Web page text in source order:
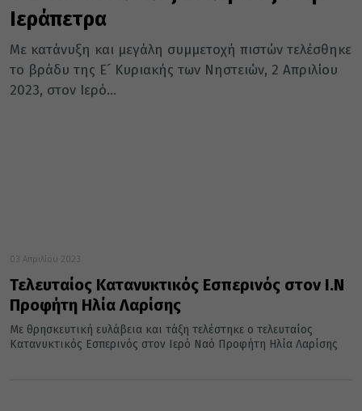
Ιεράπετρα
Με κατάνυξη και μεγάλη συμμετοχή πιστών τελέσθηκε
το βράδυ της Ε´ Κυριακής των Νηστειών, 2 Απριλίου
2023, στον Ιερό...
03 Απριλίου 2023
Τελευταίος Κατανυκτικός Εσπερινός στον Ι.Ν
Προφήτη Ηλία Λαρίσης
Με θρησκευτική ευλάβεια και τάξη τελέστηκε ο τελευταίος
Κατανυκτικός Εσπερινός στον Ιερό Ναό Προφήτη Ηλία Λαρίσης